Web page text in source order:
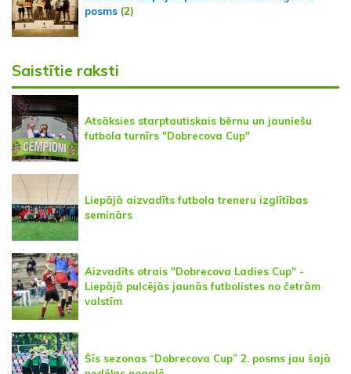
posms (2)
Saistītie raksti
Atsāksies starptautiskais bērnu un jauniešu
futbola turnīrs "Dobrecova Cup"
Liepājā aizvadīts futbola treneru izglītības
seminārs
Aizvadīts otrais "Dobrecova Ladies Cup" -
Liepājā pulcējās jaunās futbolistes no četrām
valstīm
Šīs sezonas “Dobrecova Cup” 2. posms jau šajā